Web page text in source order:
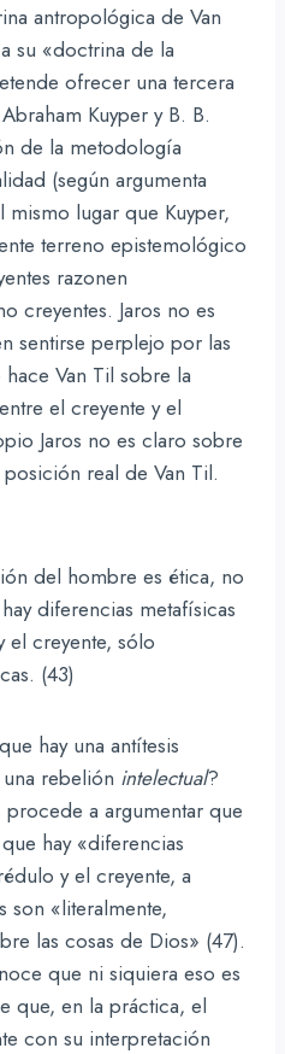
antropológica de Van
su «doctrina de la
ofrecer una tercera
Kuyper y B. B.
de la metodología
(según argumenta
mismo lugar que Kuyper,
terreno epistemológico
razonen
creyentes. Jaros no es
sentirse perplejo por las
Van Til sobre la
el creyente y el
Jaros no es claro sobre
real de Van Til.
del hombre es ética, no
diferencias metafísicas
el creyente, sólo
(43)
hay una antítesis
rebelión intelectual?
procede a argumentar que
hay «diferencias
y el creyente, a
son «literalmente,
las cosas de Dios» (47).
que ni siquiera eso es
que, en la práctica, el
con su interpretación